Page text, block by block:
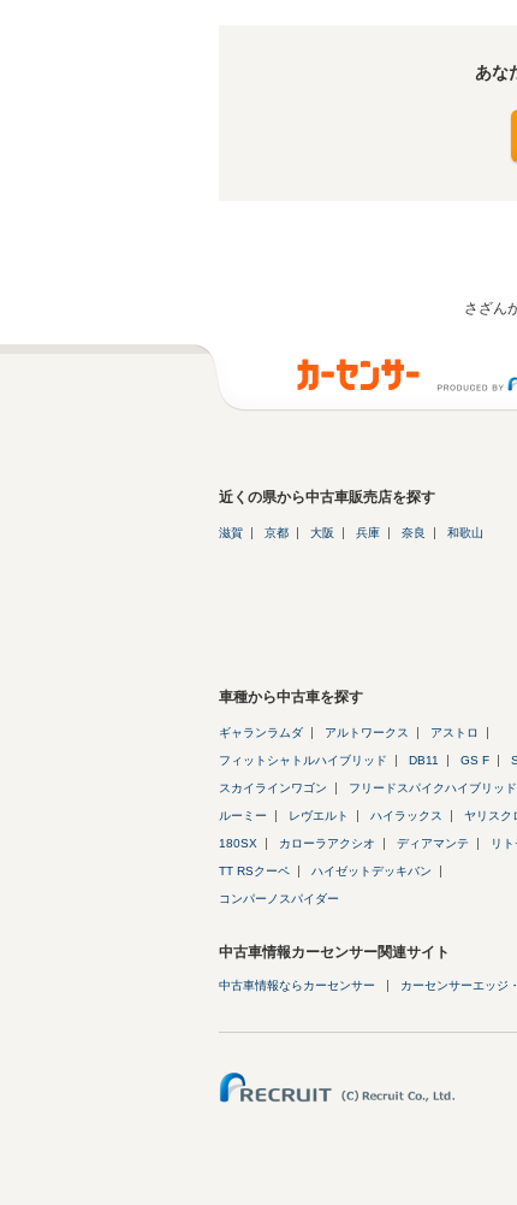
あな
さざん
近くの県から中古車販売店を探す
滋賀 京都 大阪 兵庫 奈良 和歌山
車種から中古車を探す
ギャランラムダ アルトワークス アストロ
フィットシャトルハイブリッド DB11 GS F
スカイラインワゴン フリードスパイクハイブリッド
ルーミー レヴエルト ハイラックス ヤリスク
180SX カローラアクシオ ディアマンテ リ
TT RSクーペ ハイゼットデッキバン
コンパーノスパイダー
中古車情報カーセンサー関連サイト
中古車情報ならカーセンサー カーセンサーエッジ